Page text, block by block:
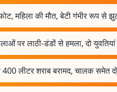
महिला की मौत, बेटी गंभीर रूप से
पर लाठी-डंडों से हमला, दो युवतियां
400 लीटर शराब बरामद, चालक समेत